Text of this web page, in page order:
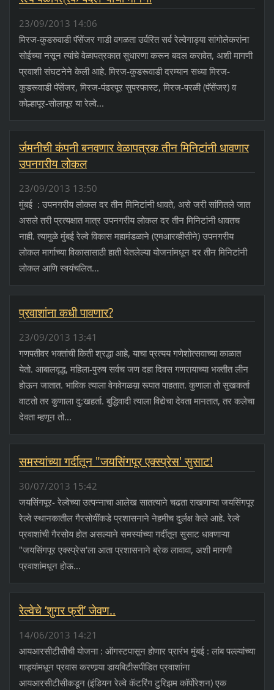
23/09/2013 14:06
मिरज-कुडरुवाडी पॅसेंजर गाडी वगळता उर्वरित सर्व रेल्वेगाड्या सांगोलेकरांना
सोईच्या नसून त्यांचे वेळापत्रकात सुधारणा करून बदल करावेत, अशी मागणी
प्रवाशी संघटनेने केली आहे. मिरज-कुडरूवाडी दरम्यान सध्या मिरज-
कुडरूवाडी पॅसेंजर, मिरज-पंढरपूर सुपरफास्ट, मिरज-परळी (पॅसेंजर) व
कोल्हापूर-सोलापूर या रेल्वे...
र्जमनीची कंपनी बनवणार वेळापत्रक तीन मिनिटांनी धावणार
उपनगरीय लोकल
23/09/2013 13:50
मुंबई : उपनगरीय लोकल दर तीन मिनिटांनी धावते, असे जरी सांगितले जात
असले तरी प्रत्यक्षात मात्र उपनगरीय लोकल दर तीन मिनिटांनी धावतच
नाही. त्यामुळे मुंबई रेल्वे विकास महामंडळाने (एमआरव्हीसीने) उपनगरीय
लोकल मार्गाच्या विकासासाठी हाती घेतलेल्या योजनांमधून दर तीन मिनिटांनी
लोकल आणि स्वयंचलित...
प्रवाशांना कधी पावणार?
23/09/2013 13:41
गणपतीवर भक्तांची किती श्रद्धा आहे, याचा प्रत्यय गणेशोत्सवाच्या काळात
येतो. आबालवृद्ध, महिला-पुरुष सर्वच जण दहा दिवस गणरायाच्या भक्तीत लीन
होऊन जातात. भाविक त्याला वेगवेगळय़ा रूपात पाहतात. कुणाला तो सुखकर्ता
वाटतो तर कुणाला दु:खहर्ता. बुद्धिवादी त्याला विद्येचा देवता मानतात, तर कलेचा
देवता म्हणून तो...
समस्यांच्या गर्दीतून "जयसिंगपूर एक्‍स्प्रेस' सुसाट!
30/07/2013 15:42
जयसिंगपूर- रेल्वेच्या उत्पन्नाचा आलेख सातत्याने चढता राखणाऱ्या जयसिंगपूर
रेल्वे स्थानकातील गैरसोयींकडे प्रशासनाने नेहमीच दुर्लक्ष केले आहे. रेल्वे
प्रवाशांची गैरसोय होत असल्याने समस्यांच्या गर्दीतून सुसाट धावणाऱ्या
"जयसिंगपूर एक्‍स्प्रेस'ला आता प्रशासनाने ब्रेक लावावा, अशी मागणी
प्रवाशांमधून होऊ...
रेल्वेचे ‘शुगर फ्री’ जेवण..
14/06/2013 14:21
आयआरसीटीसीची योजना : ऑगस्टपासून होणार प्रारंभ मुंबई : लांब पल्ल्यांच्या
गाड्यांमधून प्रवास करणार्‍या डायबिटीसपीडित प्रवाशांना
आयआरसीटीसीकडून (इंडियन रेल्वे कॅटरिंग टुरिझम कॉर्पोरेशन) एक